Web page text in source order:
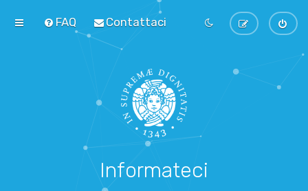
FAQ Contattaci
Informateci